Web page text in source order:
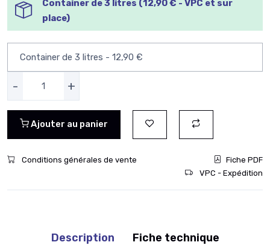
Container de 3 litres (12,90 € - VPC et sur
place)
- +
Ajouter au panier
Conditions générales de vente
Fiche PDF
VPC - Expédition
Description Fiche technique